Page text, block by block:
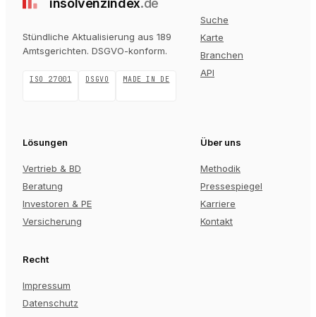
insolvenzindex.de
Stündliche Aktualisierung aus 189
Amtsgerichten. DSGVO-konform.
ISO 27001 DSGVO MADE IN DE
Suche
Karte
Branchen
API
Lösungen
Vertrieb & BD
Beratung
Investoren & PE
Versicherung
Über uns
Methodik
Pressespiegel
Karriere
Kontakt
Recht
Impressum
Datenschutz